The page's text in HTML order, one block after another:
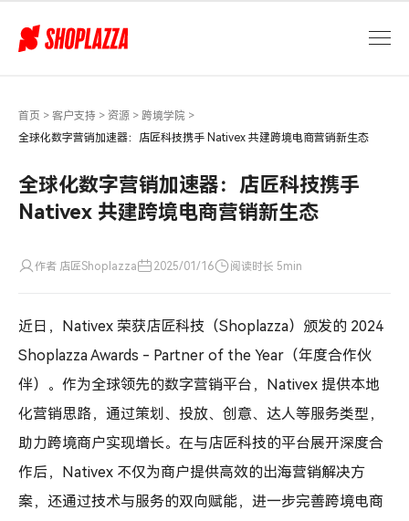
器：
Nativex
首页 > 客户支持 > 资源 > 跨境学院 >
全球化数字营销加速器：店匠科技携手 Nativex 共建跨境电商营销新生态
全球化数字营销加速器：店匠科技携手
Nativex 共建跨境电商营销新生态
作者 店匠Shoplazza 2025/01/16 阅读时长 5min
近日，Nativex 荣获店匠科技（Shoplazza）颁发的 2024
Shoplazza Awards - Partner of the Year（年度合作伙
伴）。作为全球领先的数字营销平台，Nativex 提供本地
化营销思路，通过策划、投放、创意、达人等服务类型，
助力跨境商户实现增长。在与店匠科技的平台展开深度合
作后，Nativex 不仅为商户提供高效的出海营销解决方
案，还通过技术与服务的双向赋能，进一步完善跨境电商